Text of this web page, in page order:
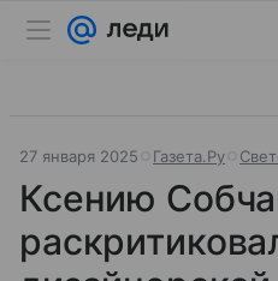
27 января 2025 Газета.Ру
Ксению